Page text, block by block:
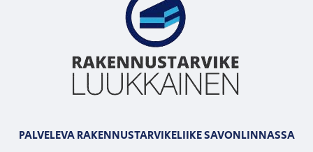
PALVELEVA RAKENNUSTARVIKELIIKE SAVONLINNASSA